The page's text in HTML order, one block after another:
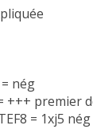
= nég
+++ premier
= 1xj5 nég